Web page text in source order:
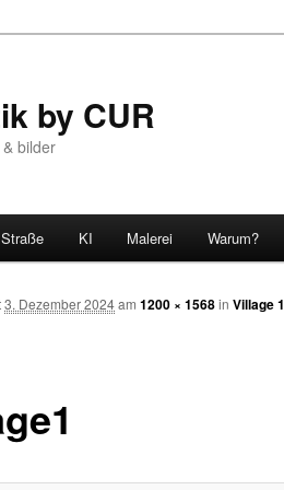
by CUR
bilder
Straße KI Malerei Warum?
3. Dezember 2024am1200 × 1568inVillage 1